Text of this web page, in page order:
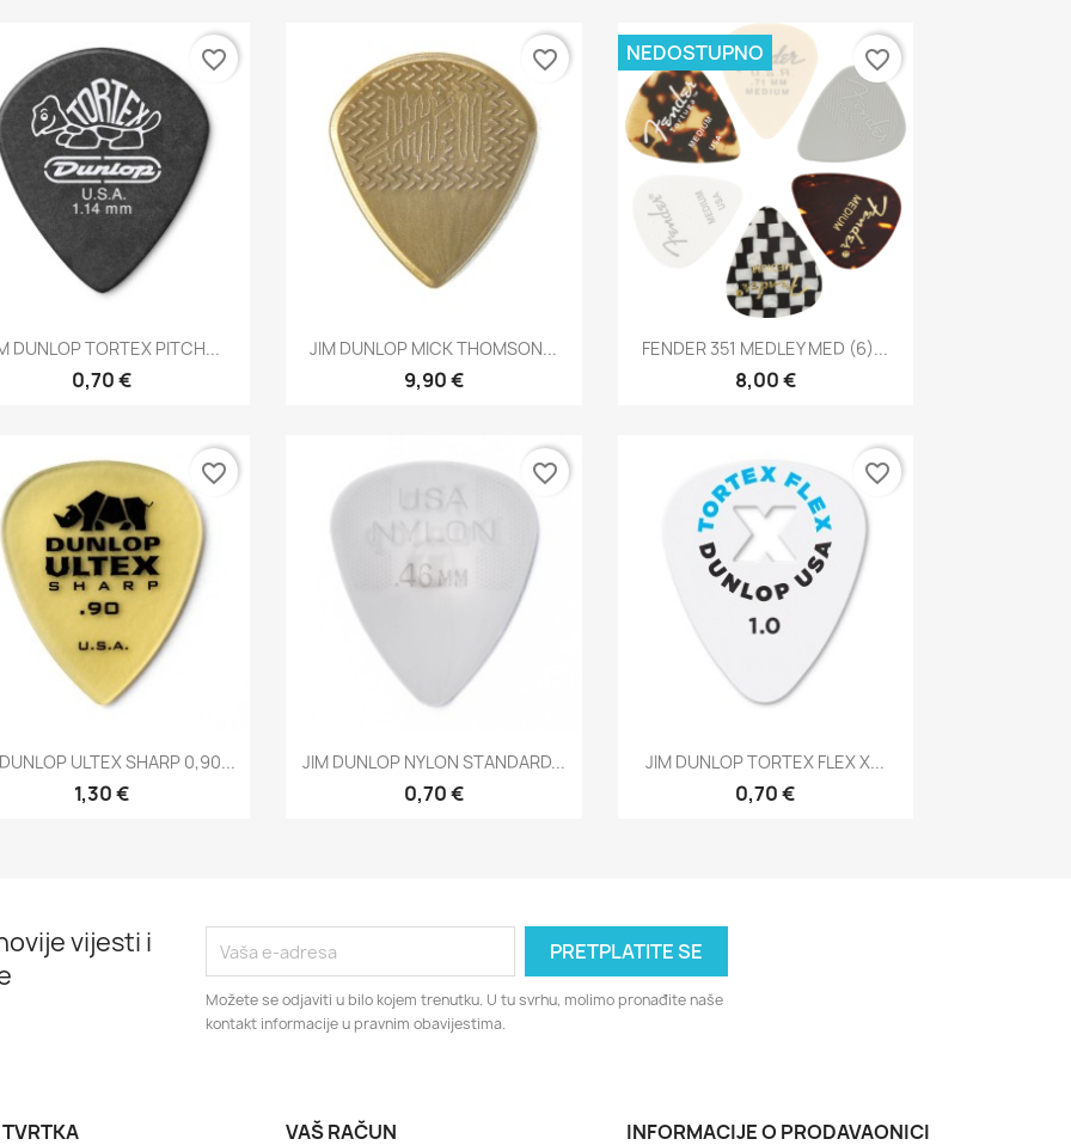
Brzi pregled
DUNLOP TORTEX PITCH...
0,70 €
favorite_border
Brzi pregled
JIM DUNLOP MICK THOMSON...
9,90 €
favorite_border
Brzi pregled
FENDER 351 MEDLEY MED (6)...
8,00 €
NEDOSTUPNO favorite_border
Brzi pregled
ULTEX SHARP 0,90...
1,30 €
favorite_border
Brzi pregled
JIM DUNLOP NYLON STANDARD...
0,70 €
favorite_border
Brzi pregled
JIM DUNLOP TORTEX FLEX X...
0,70 €
favorite_border
vijesti i
Možete se odjaviti u bilo kojem trenutku. U tu svrhu, molimo pronađite naše
kontakt informacije u pravnim obavijestima.
VAŠ RAČUN INFORMACIJE O PRODAVAONICI